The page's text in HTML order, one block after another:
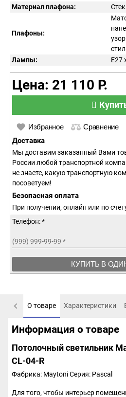
Материал плафона:
Плафоны:
Лампы:
E27
Цена: 21 110 Р.
Избранное Сравнение
Доставка
Мы доставим заказанный Вами
России любой транспортной
не знаете, какую транспортную
посоветуем!
Безопасная оплата
При получении, онлайн или по
Телефон: *
(999) 999-99-99 *
КУПИТЬ В
О товаре Характеристики
Информация о товаре
Потолочный светильник
CL-04-R
Фабрика: MaytoniСерия: Pascal
Для того, чтобы интерьер